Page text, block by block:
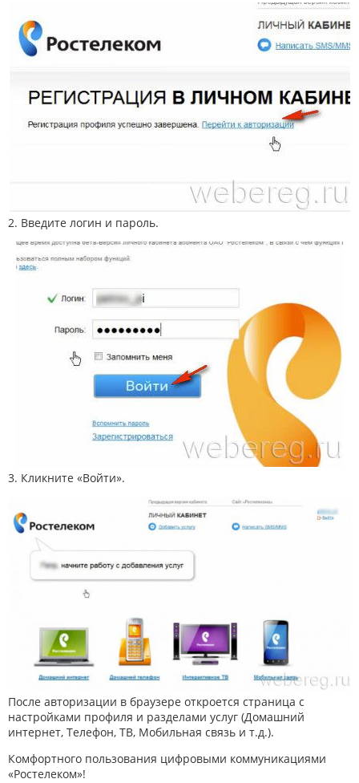
2. Введите логин и пароль.
3. Кликните «Войти».
После авторизации в браузере откроется страница с
настройками профиля и разделами услуг (Домашний
интернет, Телефон, ТВ, Мобильная связь и т.д.).
Комфортного пользования цифровыми коммуникациями
«Ростелеком»!